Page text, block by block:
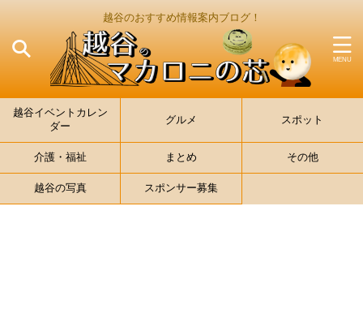
越谷のおすすめ情報案内ブログ！
越谷イベントカレン
ダー
グルメ スポット
介護・福祉 まとめ その他
越谷の写真 スポンサー募集